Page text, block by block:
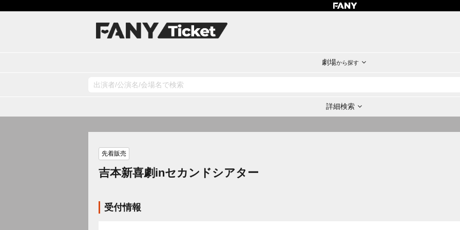
劇場から探す
詳細検索
先着販売
吉本新喜劇inセカンドシアター
受付情報